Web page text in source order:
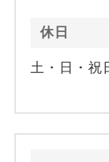
休日
土・日・祝